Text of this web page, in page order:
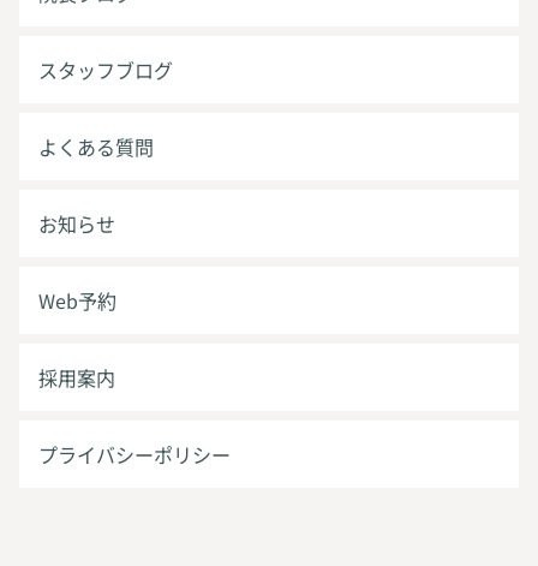
スタッフブログ
よくある質問
お知らせ
Web予約
採用案内
プライバシーポリシー